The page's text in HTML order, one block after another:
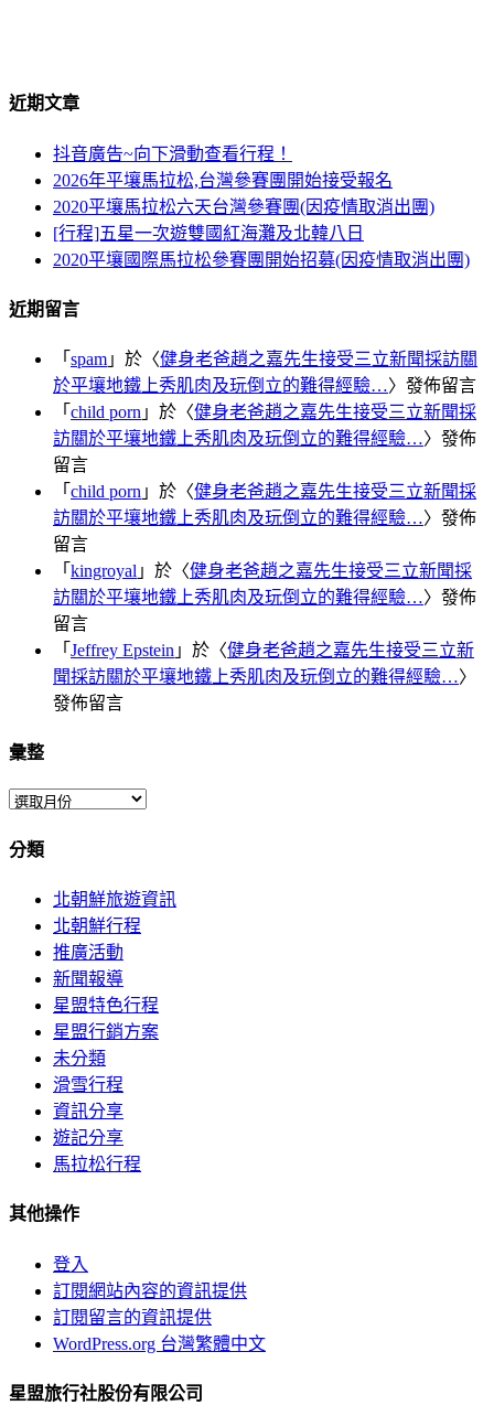
搭乘飛機。
近期文章
抖音廣告~向下滑動查看行程！
2026年平壤馬拉松,台灣參賽團開始接受報名
2020平壤馬拉松六天台灣參賽團(因疫情取消出團)
[行程]五星一次遊雙國紅海灘及北韓八日
2020平壤國際馬拉松參賽團開始招募(因疫情取消出團)
近期留言
「 spam 」於〈健身老爸趙之嘉先生接受三立新聞採訪關
於平壤地鐵上秀肌肉及玩倒立的難得經驗…〉發佈留言
「 child porn 」於〈健身老爸趙之嘉先生接受三立新聞採
訪關於平壤地鐵上秀肌肉及玩倒立的難得經驗…〉發佈
留言
「 child porn 」於〈健身老爸趙之嘉先生接受三立新聞採
訪關於平壤地鐵上秀肌肉及玩倒立的難得經驗…〉發佈
留言
「 kingroyal 」於〈健身老爸趙之嘉先生接受三立新聞採
訪關於平壤地鐵上秀肌肉及玩倒立的難得經驗…〉發佈
留言
「 Jeffrey Epstein 」於〈健身老爸趙之嘉先生接受三立新
聞採訪關於平壤地鐵上秀肌肉及玩倒立的難得經驗…〉
發佈留言
彙整
彙
分類
北朝鮮旅遊資訊
北朝鮮行程
推廣活動
新聞報導
星盟特色行程
星盟行銷方案
未分類
滑雪行程
資訊分享
遊記分享
馬拉松行程
其他操作
登入
訂閱網站內容的資訊提供
訂閱留言的資訊提供
WordPress.org 台灣繁體中文
星盟旅行社股份有限公司